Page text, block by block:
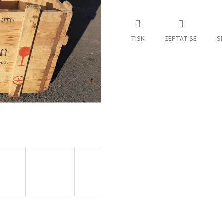
TISK ZEPTAT SE